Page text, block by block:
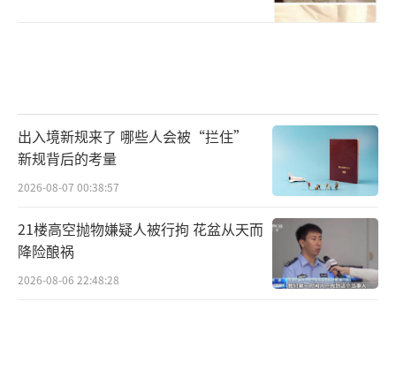
出入境新规来了 哪些人会被“拦住”
新规背后的考量
2026-08-07 00:38:57
21楼高空抛物嫌疑人被行拘 花盆从天而
降险酿祸
2026-08-06 22:48:28